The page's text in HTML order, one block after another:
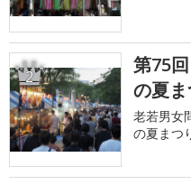
2
第75
の夏
老若男女
の夏まつ